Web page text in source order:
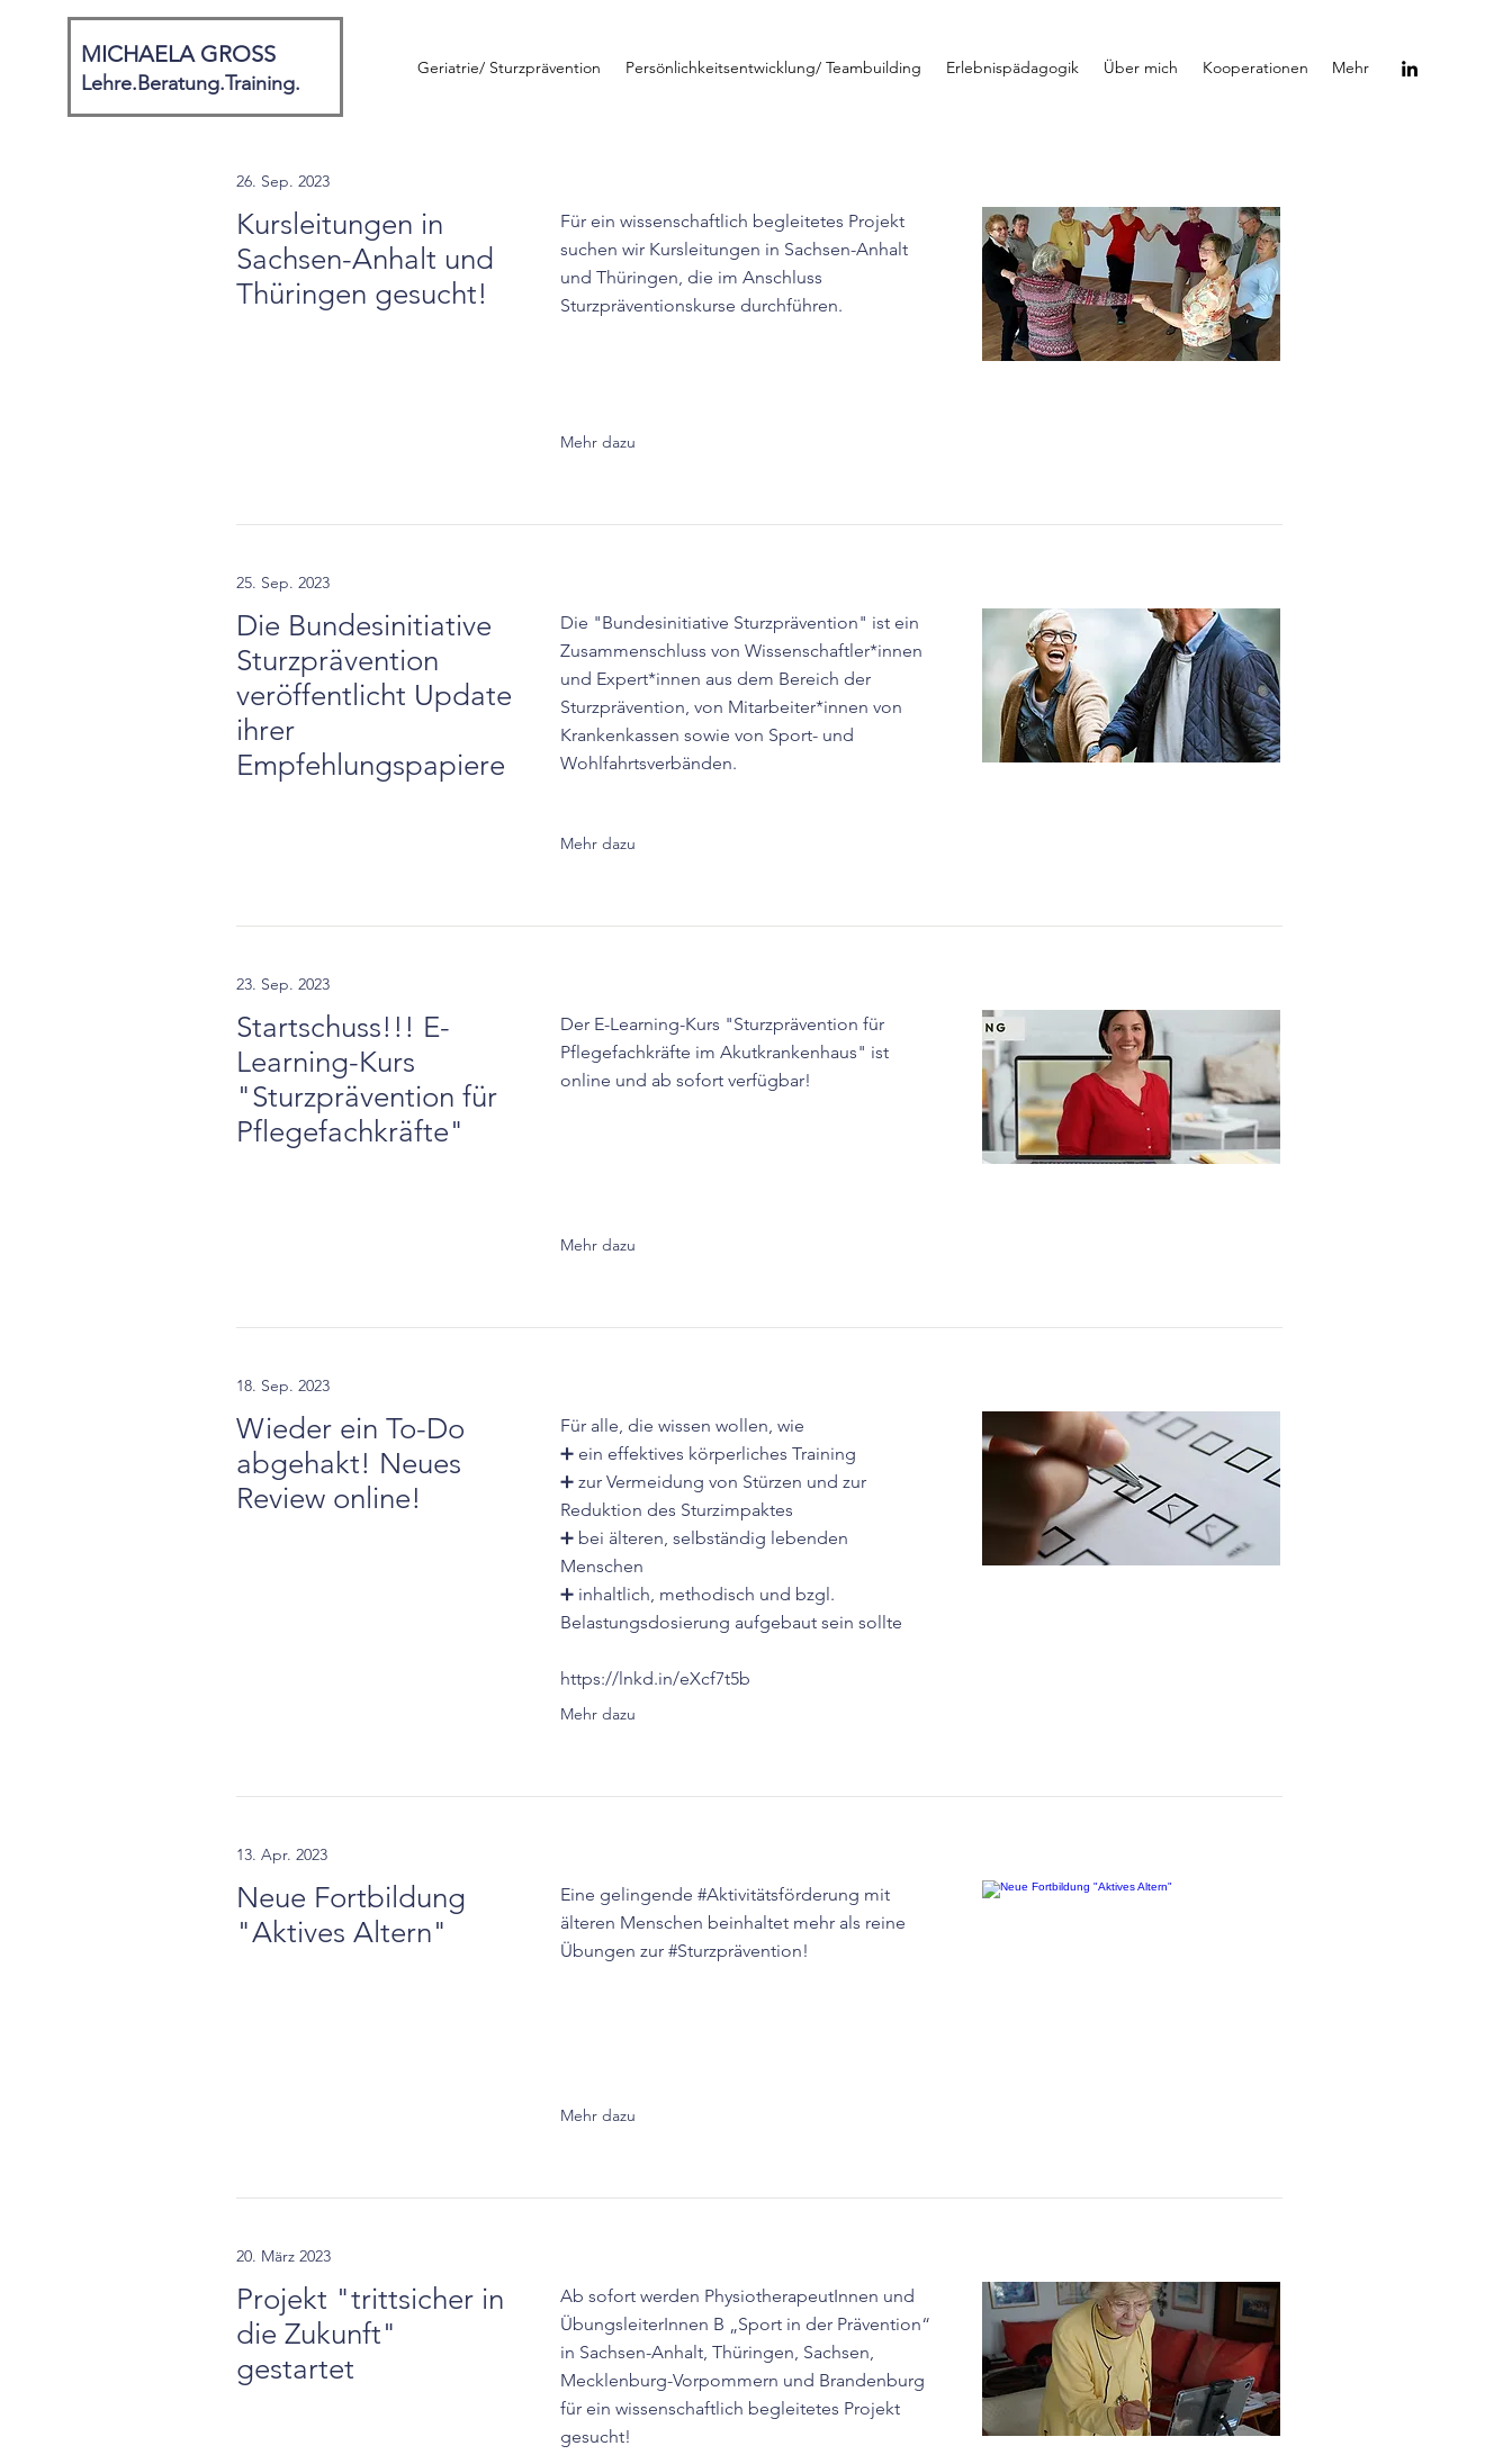
MICHAELA GROSS
Lehre.Beratung.Training.
Geriatrie/ Sturzprävention Persönlichkeitsentwicklung/ Teambuilding Erlebnispädagogik Über mich Kooperationen Mehr
26. Sep. 2023
Kursleitungen in
Sachsen-Anhalt und
Thüringen gesucht!
Für ein wissenschaftlich begleitetes Projekt
suchen wir Kursleitungen in Sachsen-Anhalt
und Thüringen, die im Anschluss
Sturzpräventionskurse durchführen.
Mehr dazu
25. Sep. 2023
Die Bundesinitiative
Sturzprävention
veröffentlicht Update
ihrer
Empfehlungspapiere
Die "Bundesinitiative Sturzprävention" ist ein
Zusammenschluss von Wissenschaftler*innen
und Expert*innen aus dem Bereich der
Sturzprävention, von Mitarbeiter*innen von
Krankenkassen sowie von Sport- und
Wohlfahrtsverbänden.
Mehr dazu
23. Sep. 2023
Startschuss!!! E-
Learning-Kurs
"Sturzprävention für
Pflegefachkräfte"
Der E-Learning-Kurs "Sturzprävention für
Pflegefachkräfte im Akutkrankenhaus" ist
online und ab sofort verfügbar!
Mehr dazu
18. Sep. 2023
Wieder ein To-Do
abgehakt! Neues
Review online!
Für alle, die wissen wollen, wie
➕ ein effektives körperliches Training
➕ zur Vermeidung von Stürzen und zur
Reduktion des Sturzimpaktes
➕ bei älteren, selbständig lebenden
Menschen
➕ inhaltlich, methodisch und bzgl.
Belastungsdosierung aufgebaut sein sollte
https://lnkd.in/eXcf7t5b
Mehr dazu
13. Apr. 2023
Neue Fortbildung
"Aktives Altern"
Eine gelingende #Aktivitätsförderung mit
älteren Menschen beinhaltet mehr als reine
Übungen zur #Sturzprävention!
Mehr dazu
20. März 2023
Projekt "trittsicher in
die Zukunft"
gestartet
Ab sofort werden PhysiotherapeutInnen und
ÜbungsleiterInnen B „Sport in der Prävention“
in Sachsen-Anhalt, Thüringen, Sachsen,
Mecklenburg-Vorpommern und Brandenburg
für ein wissenschaftlich begleitetes Projekt
gesucht!